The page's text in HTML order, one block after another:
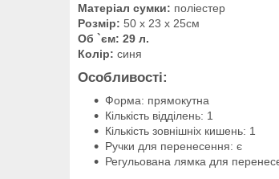
Матеріал сумки: поліестер
Розмір: 50 x 23 x 25см
Об `єм: 29 л.
Колір: синя
Особливості:
Форма: прямокутна
Кількість відділень: 1
Кількість зовнішніх кишень: 1
Ручки для перенесення: є
Регульована лямка для